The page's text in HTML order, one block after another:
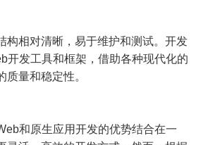
构相对清晰，易于维护和测试。开发
开发工具和框架，借助各种现代化的
量和稳定性。
和原生应用开发的优势结合在一